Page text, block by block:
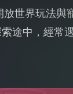
世界玩法與
途中，經常